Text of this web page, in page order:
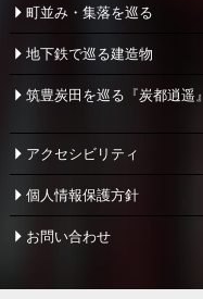
町並み・集落を巡る
地下鉄で巡る建造物
筑豊炭田を巡る『炭都逍遥』
アクセシビリティ
個人情報保護方針
お問い合わせ